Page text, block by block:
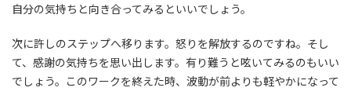
自分の気持ちと向き合ってみるといいでしょう。
次に許しのステップへ移ります。怒りを解放するのですね。そし
て、感謝の気持ちを思い出します。有り難うと呟いてみるのもいい
でしょう。このワークを終えた時、波動が前よりも軽やかになって